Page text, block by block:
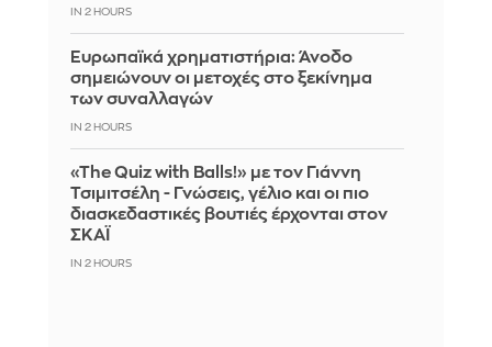
IN 2 HOURS
Ευρωπαϊκά χρηματιστήρια: Άνοδο
σημειώνουν οι μετοχές στο ξεκίνημα
των συναλλαγών
IN 2 HOURS
«The Quiz with Balls!» με τον Γιάννη
Τσιμιτσέλη - Γνώσεις, γέλιο και οι πιο
διασκεδαστικές βουτιές έρχονται στον
ΣΚΑΪ
IN 2 HOURS